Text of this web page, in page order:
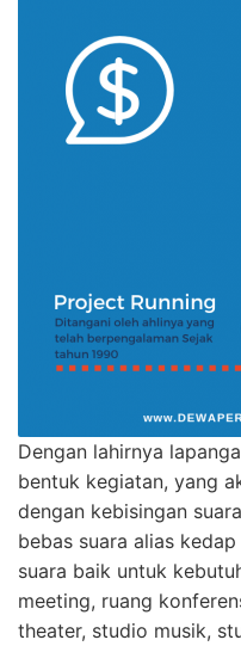
Dengan lahirnya
bentuk kegiatan, yang
dengan kebisingan
bebas suara alias
suara baik untuk
meeting, ruang
theater, studio musik,